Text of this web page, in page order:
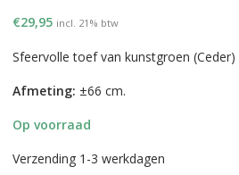
€29,95 incl. 21% btw
Sfeervolle toef van kunstgroen (Ceder)
Afmeting: ±66 cm.
Op voorraad
Verzending 1-3 werkdagen